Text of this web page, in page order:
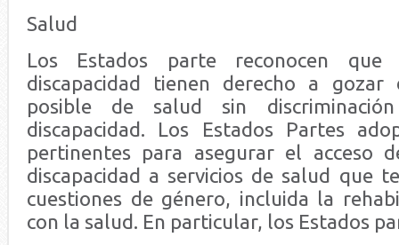
Salud
Los Estados parte reconocen que
discapacidad tienen derecho a
posible de salud sin
discapacidad. Los Estados Partes
pertinentes para asegurar el acceso
discapacidad a servicios de salud que
cuestiones de género, incluida la
con la salud. En particular, los Estados